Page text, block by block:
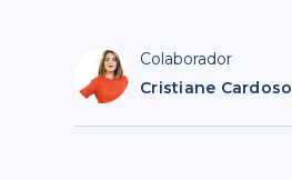
Colaborador
Cristiane Cardoso